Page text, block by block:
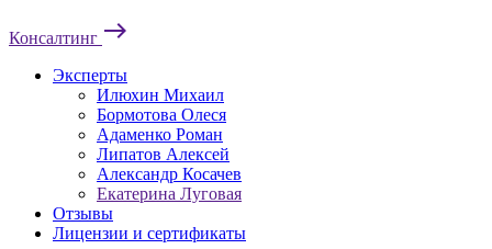
Консалтинг east
Эксперты
Илюхин Михаил
Бормотова Олеся
Адаменко Роман
Липатов Алексей
Александр Косачев
Екатерина Луговая
Отзывы
Лицензии и сертификаты